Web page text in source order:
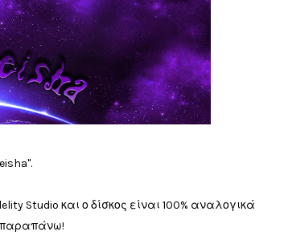
Studio και ο δίσκος είναι 100% αναλογικά
παραπάνω!